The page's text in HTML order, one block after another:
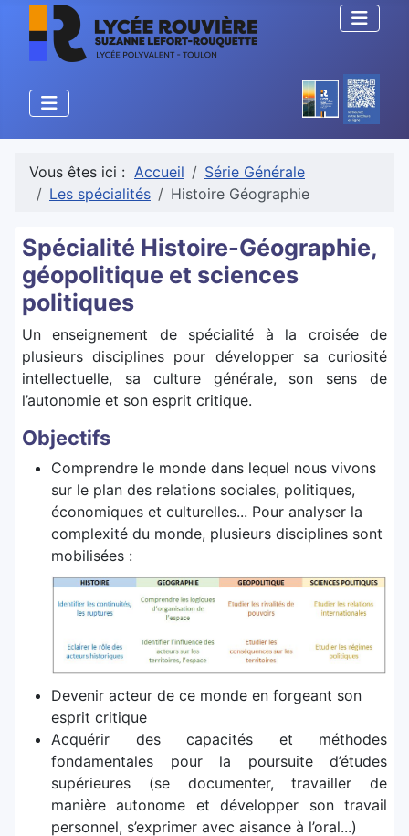
Vous êtes ici : Accueil
Série Générale
Les spécialités
Histoire Géographie
Spécialité Histoire-Géographie,
géopolitique et sciences
politiques
Un enseignement de spécialité à la croisée de
plusieurs disciplines pour développer sa curiosité
intellectuelle, sa culture générale, son sens de
l’autonomie et son esprit critique.
Objectifs
Comprendre le monde dans lequel nous vivons
sur le plan des relations sociales, politiques,
économiques et culturelles... Pour analyser la
complexité du monde, plusieurs disciplines sont
mobilisées :
Devenir acteur de ce monde en forgeant son
esprit critique
Acquérir des capacités et méthodes
fondamentales pour la poursuite d’études
supérieures (se documenter, travailler de
manière autonome et développer son travail
personnel, s’exprimer avec aisance à l’oral...)